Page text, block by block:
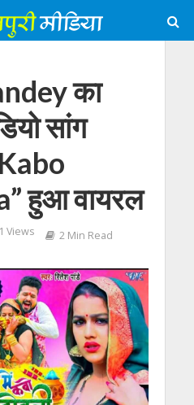
का
सांग
हुआ वायरल
Views 2 Min Read